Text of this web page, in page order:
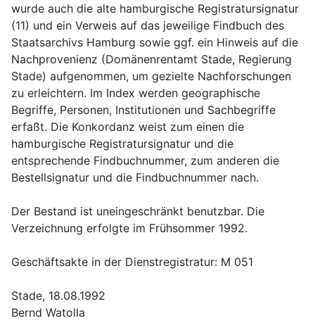
wurde auch die alte hamburgische Registratursignatur
(11) und ein Verweis auf das jeweilige Findbuch des
Staatsarchivs Hamburg sowie ggf. ein Hinweis auf die
Nachprovenienz (Domänenrentamt Stade, Regierung
Stade) aufgenommen, um gezielte Nachforschungen
zu erleichtern. Im Index werden geographische
Begriffe, Personen, Institutionen und Sachbegriffe
erfaßt. Die Konkordanz weist zum einen die
hamburgische Registratursignatur und die
entsprechende Findbuchnummer, zum anderen die
Bestellsignatur und die Findbuchnummer nach.
Der Bestand ist uneingeschränkt benutzbar. Die
Verzeichnung erfolgte im Frühsommer 1992.
Geschäftsakte in der Dienstregistratur: M 051
Stade, 18.08.1992
Bernd Watolla